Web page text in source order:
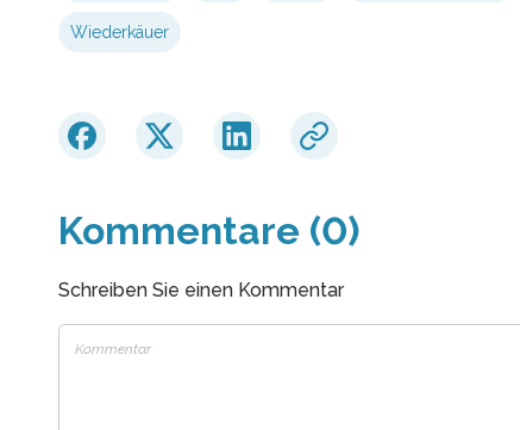
Wiederkäuer
Kommentare (0)
Schreiben Sie einen Kommentar